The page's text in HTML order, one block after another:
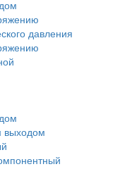
давления
выходом